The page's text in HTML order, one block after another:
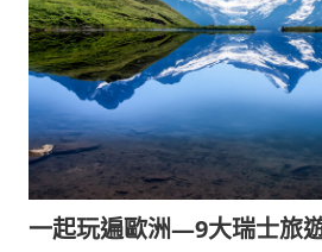
一起玩遍歐洲—9大瑞士旅